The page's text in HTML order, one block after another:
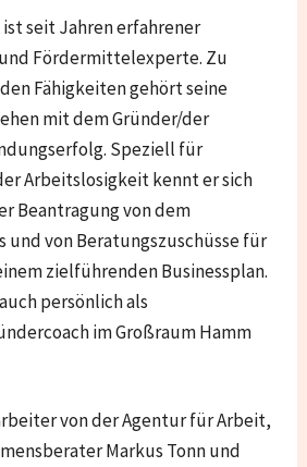
ist seit Jahren erfahrener
Fördermittelexperte. Zu
Fähigkeiten gehört seine
mit dem Gründer/der
Speziell für
Arbeitslosigkeit kennt er sich
Beantragung von dem
und von Beratungszuschüsse für
zielführenden Businessplan.
persönlich als
im Großraum Hamm
von der Agentur für Arbeit,
Markus Tonn und